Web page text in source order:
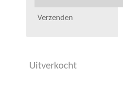
Verzenden
Uitverkocht